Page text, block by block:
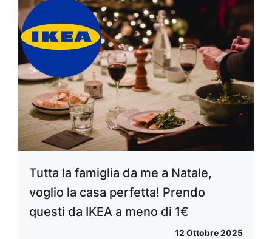
Tutta la famiglia da me a Natale,
voglio la casa perfetta! Prendo
questi da IKEA a meno di 1€
12 Ottobre 2025